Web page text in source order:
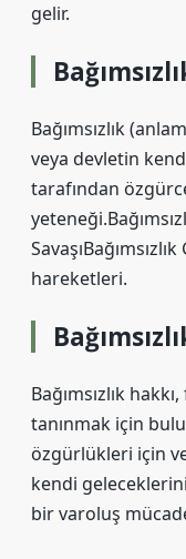
gelir.
Bağımsızlık
veya devletin
tarafından
hareketleri.
Bağımsızlık
tanınmak için
özgürlükleri için
kendi
bir varoluş